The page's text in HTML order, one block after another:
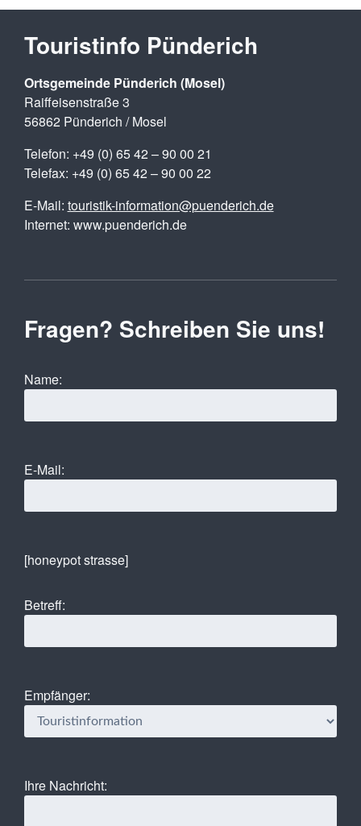
Touristinfo Pünderich
Ortsgemeinde Pünderich (Mosel)
Raiffeisenstraße 3
56862 Pünderich / Mosel
Telefon: +49 (0) 65 42 – 90 00 21
Telefax: +49 (0) 65 42 – 90 00 22
E-Mail: touristik-information@puenderich.de
Internet: www.puenderich.de
Fragen? Schreiben Sie uns!
Name:
E-Mail:
[honeypot strasse]
Betreff:
Empfänger:
Ihre Nachricht: